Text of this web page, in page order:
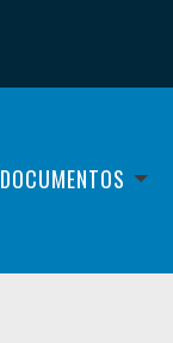
DOCUMENTOS